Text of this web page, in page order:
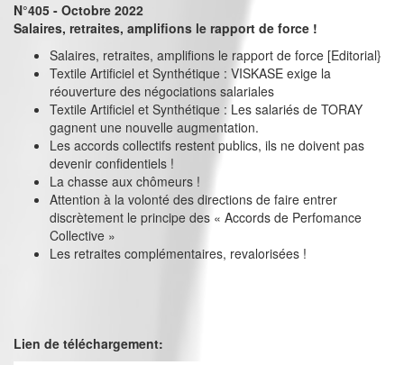
N°405 - Octobre 2022
Salaires, retraites, amplifions le rapport de force !
Salaires, retraites, amplifions le rapport de force [Editorial}
Textile Artificiel et Synthétique : VISKASE exige la
réouverture des négociations salariales
Textile Artificiel et Synthétique : Les salariés de TORAY
gagnent une nouvelle augmentation.
Les accords collectifs restent publics, ils ne doivent pas
devenir confidentiels !
La chasse aux chômeurs !
Attention à la volonté des directions de faire entrer
discrètement le principe des « Accords de Perfomance
Collective »
Les retraites complémentaires, revalorisées !
Lien de téléchargement: